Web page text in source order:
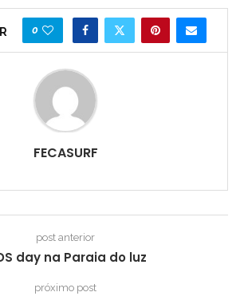
0
FECASURF
post anterior
day na Paraia do luz
próximo post